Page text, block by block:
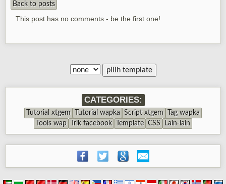
Back to posts
This post has no comments - be the first one!
CATEGORIES:
Tutorial xtgem Tutorial wapka Script xtgem
Tag wapka
Tools wap
Trik facebook Template CSS Lain-lain